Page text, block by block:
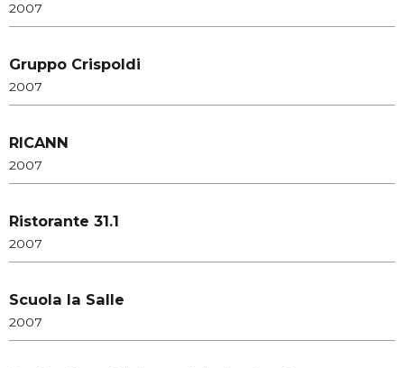
2007
Gruppo Crispoldi
2007
RICANN
2007
Ristorante 31.1
2007
Scuola la Salle
2007